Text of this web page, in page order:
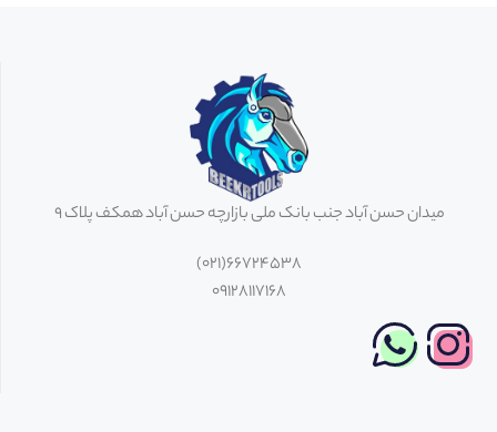
میدان حسن آباد جنب بانک ملی بازارچه حسن آباد همکف پلاک 9
66724538(021)
09128117168